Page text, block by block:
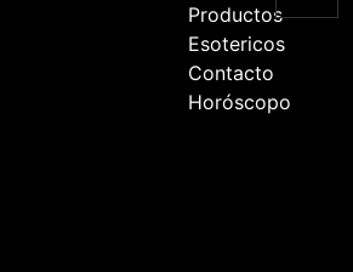
Productos
Esotericos
Contacto
Horóscopo